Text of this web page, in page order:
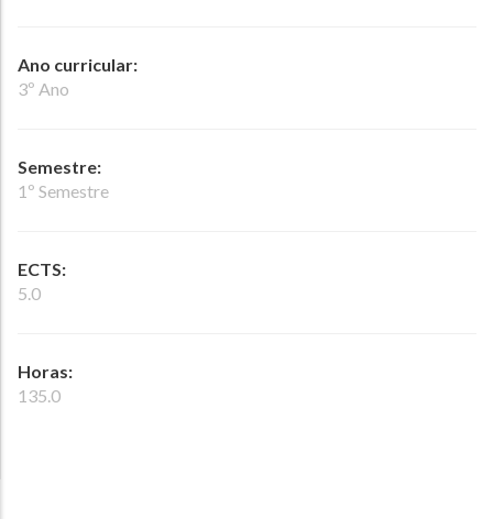
Ano curricular:
3º Ano
Semestre:
1º Semestre
ECTS:
5.0
Horas:
135.0